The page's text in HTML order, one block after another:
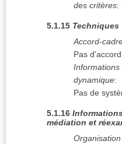
des critères:
5.1.15 Techniques
Accord-
Pas
Informations
dynamique:
Pas de
5.1.16
médiation et